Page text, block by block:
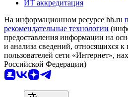
ИТ аккредитация
На информационном ресурсе hh.ru
рекомендательные технологии
предоставления информации на
и анализа сведений, относящихся к
пользователей сети «Интернет»,
Российской Федерации)